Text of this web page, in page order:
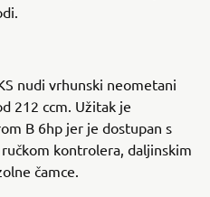
nudi vrhunski neometani
212 ccm. Užitak je
B 6hp jer je dostupan s
kontrolera, daljinskim
čamce.